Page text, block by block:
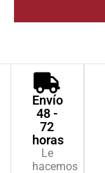
Envío
48 -
72
horas
Le
hacemos